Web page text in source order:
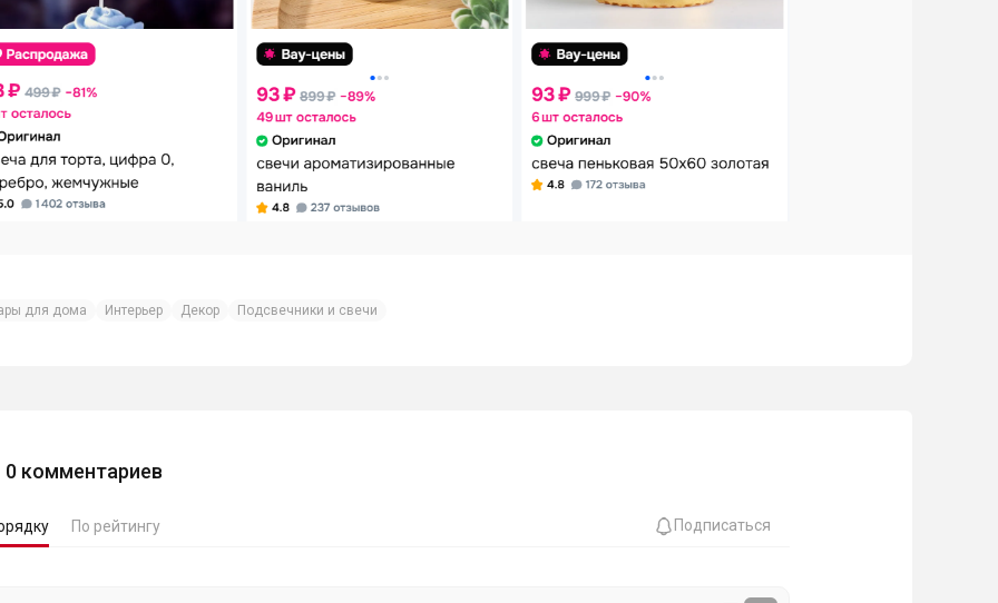
для дома Интерьер Декор Подсвечники и свечи
0 комментариев
По рейтингу Подписаться